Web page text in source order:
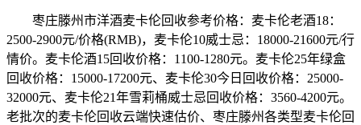
枣庄滕州市洋酒麦卡伦回收参考价格：麦卡伦老酒18：
2500-2900元/价格(RMB)，麦卡伦10威士忌：18000-21600元/行
情价。麦卡伦酒15回收价格：1100-1280元。麦卡伦25年绿盒
回收价格：15000-17200元、麦卡伦30今日回收价格：25000-
32000元、麦卡伦21年雪莉桶威士忌回收价格：3560-4200元。
老批次的麦卡伦回收云端快速估价、枣庄滕州各类型麦卡伦回